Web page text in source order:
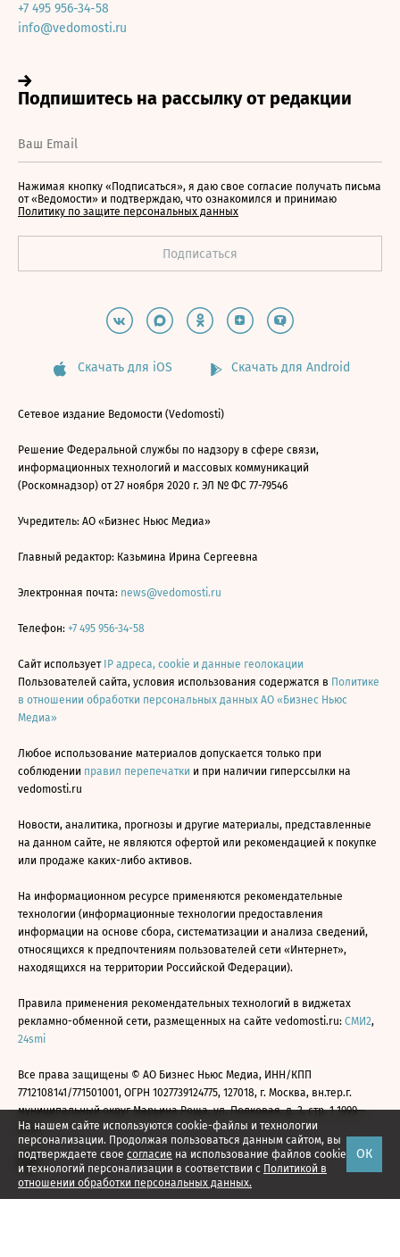
На нашем сайте используются cookie-файлы и технологии
персонализации. Продолжая пользоваться данным сайтом, вы
подтверждаете свое согласие на использование файлов cookie
и технологий персонализации в соответствии с Политикой в
отношении обработки персональных данных.
ОК
+7 495 956-34-58
info@vedomosti.ru
Нажимая кнопку «Подписаться», я даю свое согласие получать письма
от «Ведомости» и подтверждаю, что ознакомился и принимаю
Политику по защите персональных данных
Скачать для iOS Скачать для Android
Сетевое издание Ведомости (Vedomosti)
Решение Федеральной службы по надзору в сфере связи,
информационных технологий и массовых коммуникаций
(Роскомнадзор) от 27 ноября 2020 г. ЭЛ № ФС 77-79546
Учредитель: АО «Бизнес Ньюс Медиа»
Главный редактор: Казьмина Ирина Сергеевна
Электронная почта: news@vedomosti.ru
Телефон: +7 495 956-34-58
Сайт использует IP адреса, cookie и данные геолокации
Пользователей сайта, условия использования содержатся в Политике
в отношении обработки персональных данных АО «Бизнес Ньюс
Медиа»
Любое использование материалов допускается только при
соблюдении правил перепечатки и при наличии гиперссылки на
vedomosti.ru
Новости, аналитика, прогнозы и другие материалы, представленные
на данном сайте, не являются офертой или рекомендацией к покупке
или продаже каких-либо активов.
На информационном ресурсе применяются рекомендательные
технологии (информационные технологии предоставления
информации на основе сбора, систематизации и анализа сведений,
относящихся к предпочтениям пользователей сети «Интернет»,
находящихся на территории Российской Федерации).
Правила применения рекомендательных технологий в виджетах
рекламно-обменной сети, размещенных на сайте vedomosti.ru: СМИ2,
24smi
Все права защищены © АО Бизнес Ньюс Медиа, ИНН/КПП
7712108141/771501001, ОГРН 1027739124775, 127018, г. Москва, вн.тер.г.
муниципальный округ Марьина Роща, ул. Полковая, д. 3, стр. 1 1999—
2026